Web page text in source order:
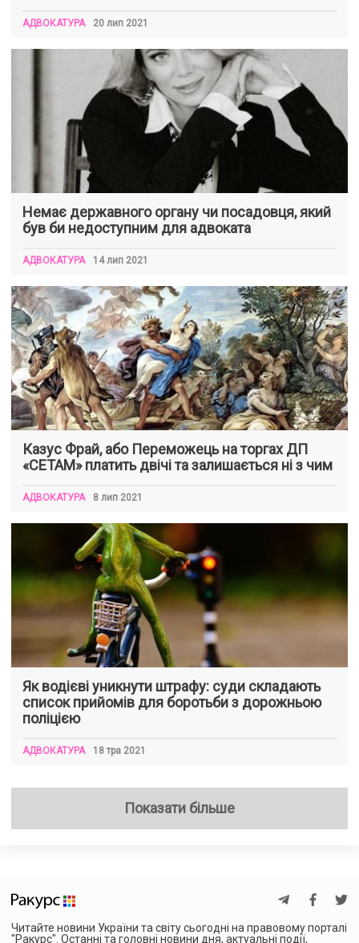
АДВОКАТУРА 20 лип 2021
Немає державного органу чи посадовця, який
був би недоступним для адвоката
АДВОКАТУРА 14 лип 2021
Казус Фрай, або Переможець на торгах ДП
«СЕТАМ» платить двічі та залишається ні з чим
АДВОКАТУРА 8 лип 2021
Як водієві уникнути штрафу: суди складають
список прийомів для боротьби з дорожньою
поліцією
АДВОКАТУРА 18 тра 2021
Показати більше
Читайте новини України та світу сьогодні на правовому порталі
"Ракурс". Останні та головні новини дня, актуальні події,